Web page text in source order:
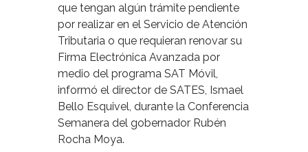
que tengan algún trámite pendiente
por realizar en el Servicio de Atención
Tributaria o que requieran renovar su
Firma Electrónica Avanzada por
medio del programa SAT Móvil,
informó el director de SATES, Ismael
Bello Esquivel, durante la Conferencia
Semanera del gobernador Rubén
Rocha Moya.